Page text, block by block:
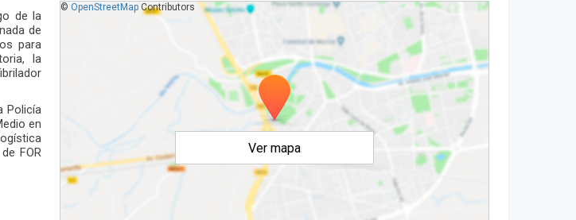
de la
de
para
la
Policía
en
FOR
Ver mapa
© OpenStreetMapContributors